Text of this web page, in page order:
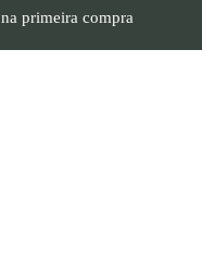
na primeira compra